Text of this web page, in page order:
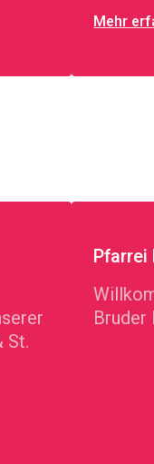
Mehr
St.
Pfarrei
Bruder